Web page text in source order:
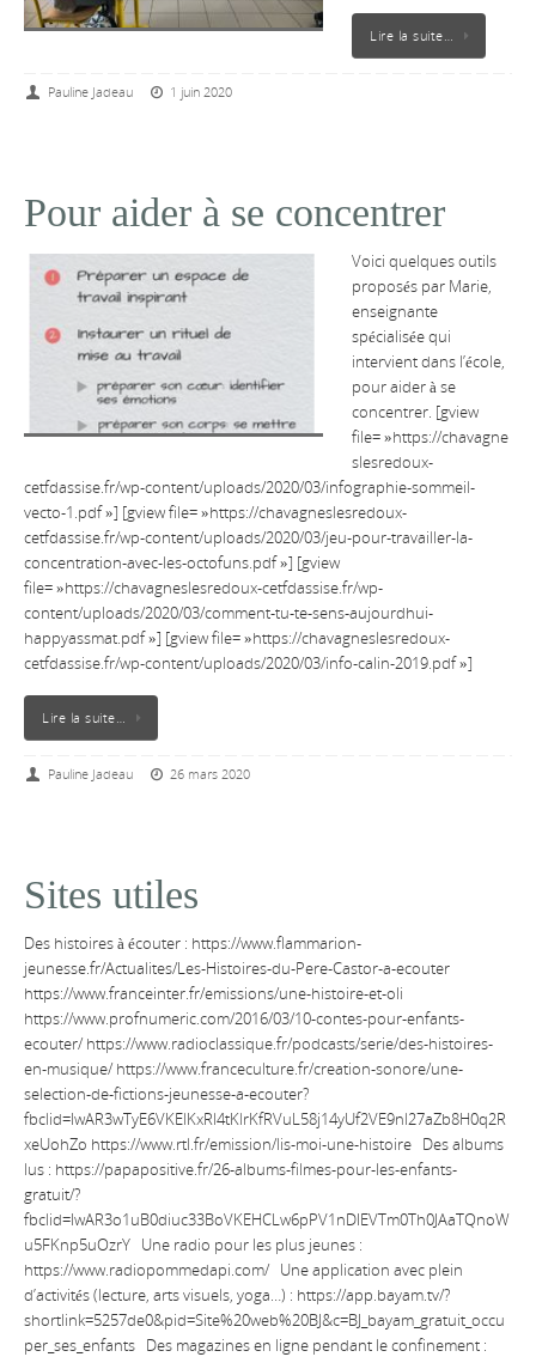
Lire la suite…
Pauline Jadeau 1 juin 2020
Pour aider à se concentrer
Voici quelques outils
proposés par Marie,
enseignante
spécialisée qui
intervient dans l’école,
pour aider à se
concentrer. [gview
file= »https://chavagne
slesredoux-
cetfdassise.fr/wp-content/uploads/2020/03/infographie-sommeil-
vecto-1.pdf »] [gview file= »https://chavagneslesredoux-
cetfdassise.fr/wp-content/uploads/2020/03/jeu-pour-travailler-la-
concentration-avec-les-octofuns.pdf »] [gview
file= »https://chavagneslesredoux-cetfdassise.fr/wp-
content/uploads/2020/03/comment-tu-te-sens-aujourdhui-
happyassmat.pdf »] [gview file= »https://chavagneslesredoux-
cetfdassise.fr/wp-content/uploads/2020/03/info-calin-2019.pdf »]
Lire la suite…
Pauline Jadeau 26 mars 2020
Sites utiles
Des histoires à écouter : https://www.flammarion-
jeunesse.fr/Actualites/Les-Histoires-du-Pere-Castor-a-ecouter
https://www.franceinter.fr/emissions/une-histoire-et-oli
https://www.profnumeric.com/2016/03/10-contes-pour-enfants-
ecouter/ https://www.radioclassique.fr/podcasts/serie/des-histoires-
en-musique/ https://www.franceculture.fr/creation-sonore/une-
selection-de-fictions-jeunesse-a-ecouter?
fbclid=IwAR3wTyE6VKElKxRl4tKlrKfRVuL58j14yUf2VE9nl27aZb8H0q2R
xeUohZo https://www.rtl.fr/emission/lis-moi-une-histoire Des albums
lus : https://papapositive.fr/26-albums-filmes-pour-les-enfants-
gratuit/?
fbclid=IwAR3o1uB0diuc33BoVKEHCLw6pPV1nDIEVTm0Th0JAaTQnoW
u5FKnp5uOzrY Une radio pour les plus jeunes :
https://www.radiopommedapi.com/ Une application avec plein
d’activités (lecture, arts visuels, yoga…) : https://app.bayam.tv/?
shortlink=5257de0&pid=Site%20web%20BJ&c=BJ_bayam_gratuit_occu
per_ses_enfants Des magazines en ligne pendant le confinement :